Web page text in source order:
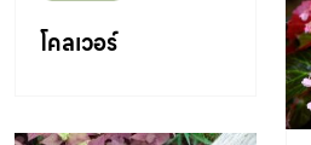
โคลเวอร์